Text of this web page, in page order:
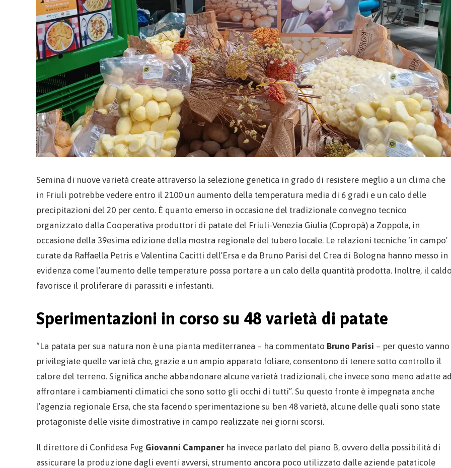
Semina di nuove varietà create attraverso la selezione genetica in grado di resistere meglio a un clima che
in Friuli potrebbe vedere entro il 2100 un aumento della temperatura media di 6 gradi e un calo delle
precipitazioni del 20 per cento. È quanto emerso in occasione del tradizionale convegno tecnico
organizzato dalla Cooperativa produttori di patate del Friuli-Venezia Giulia (Copropà) a Zoppola, in
occasione della 39esima edizione della mostra regionale del tubero locale. Le relazioni tecniche ‘in campo’
curate da Raffaella Petris e Valentina Cacitti dell’Ersa e da Bruno Parisi del Crea di Bologna hanno messo in
evidenza come l’aumento delle temperature possa portare a un calo della quantità prodotta. Inoltre, il
favorisce il proliferare di parassiti e infestanti.
Sperimentazioni in corso su 48 varietà di patate
“La patata per sua natura non è una pianta mediterranea – ha commentato Bruno Parisi – per questo vanno
privilegiate quelle varietà che, grazie a un ampio apparato foliare, consentono di tenere sotto controllo il
calore del terreno. Significa anche abbandonare alcune varietà tradizionali, che invece sono meno adatte
affrontare i cambiamenti climatici che sono sotto gli occhi di tutti”. Su questo fronte è impegnata anche
l’agenzia regionale Ersa, che sta facendo sperimentazione su ben 48 varietà, alcune delle quali sono state
protagoniste delle visite dimostrative in campo realizzate nei giorni scorsi.
Il direttore di Confidesa Fvg Giovanni Campaner ha invece parlato del piano B, ovvero della possibilità di
assicurare la produzione dagli eventi avversi, strumento ancora poco utilizzato dalle aziende pataticole